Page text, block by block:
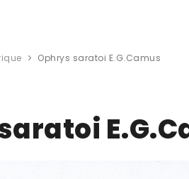
Ophrys saratoi E.G.Camus